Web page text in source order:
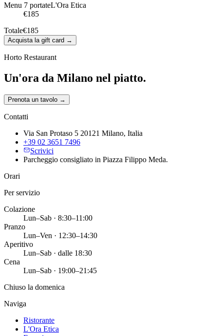
Menu 7 portateL'Ora Etica
€185
Totale€185
Acquista la gift card →
Horto Restaurant
Un'ora da Milano nel piatto.
Prenota un tavolo →
Contatti
Via San Protaso 5 20121 Milano, Italia
+39 02 3651 7496
Scrivici
Parcheggio consigliato in Piazza Filippo Meda.
Orari
Per servizio
Colazione
Lun–Sab · 8:30–11:00
Pranzo
Lun–Ven · 12:30–14:30
Aperitivo
Lun–Sab · dalle 18:30
Cena
Lun–Sab · 19:00–21:45
Chiuso la domenica
Naviga
Ristorante
L'Ora Etica